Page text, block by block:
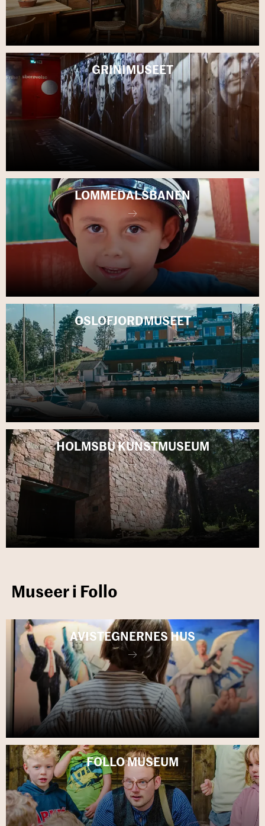
GRI­NI­MU­SE­ET
LOMME­DALS­BA­NEN
OSLO­FJORD­MU­SE­ET
HOLMS­BU KUNST­MU­SE­UM
Museer i Follo
AVIS­TEG­NER­NES HUS
FOLLO MU­SE­UM